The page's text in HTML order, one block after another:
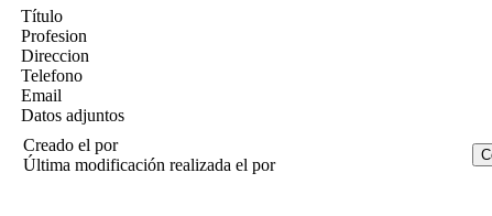
Título
Profesion
Direccion
Telefono
Email
Datos adjuntos
Creado el por
Última modificación realizada el por